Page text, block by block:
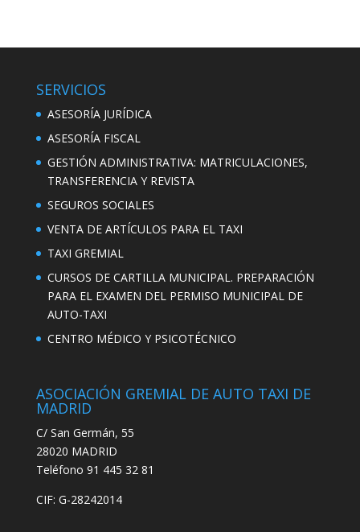
SERVICIOS
ASESORÍA JURÍDICA
ASESORÍA FISCAL
GESTIÓN ADMINISTRATIVA: MATRICULACIONES,
TRANSFERENCIA Y REVISTA
SEGUROS SOCIALES
VENTA DE ARTÍCULOS PARA EL TAXI
TAXI GREMIAL
CURSOS DE CARTILLA MUNICIPAL. PREPARACIÓN
PARA EL EXAMEN DEL PERMISO MUNICIPAL DE
AUTO-TAXI
CENTRO MÉDICO Y PSICOTÉCNICO
ASOCIACIÓN GREMIAL DE AUTO TAXI DE
MADRID
C/ San Germán, 55
28020 MADRID
Teléfono 91 445 32 81
CIF: G-28242014